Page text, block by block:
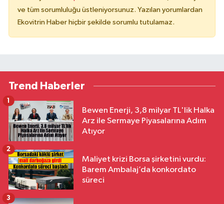
ve tüm sorumluluğu üstleniyorsunuz. Yazılan yorumlardan
Ekovitrin Haber hiçbir şekilde sorumlu tutulamaz.
Trend Haberler
Bewen Enerji, 3,8 milyar TL'lik Halka
Arz ile Sermaye Piyasalarına Adım
Atıyor
1
Maliyet krizi Borsa şirketini vurdu:
Barem Ambalaj’da konkordato
süreci
2
3